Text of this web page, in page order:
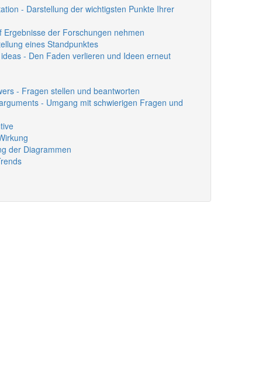
- Darstellung der wichtigsten Punkte Ihrer
der Forschungen nehmen
eines Standpunktes
- Den Faden verlieren und Ideen erneut
- Fragen stellen und beantworten
- Umgang mit schwierigen Fragen und
der Diagrammen